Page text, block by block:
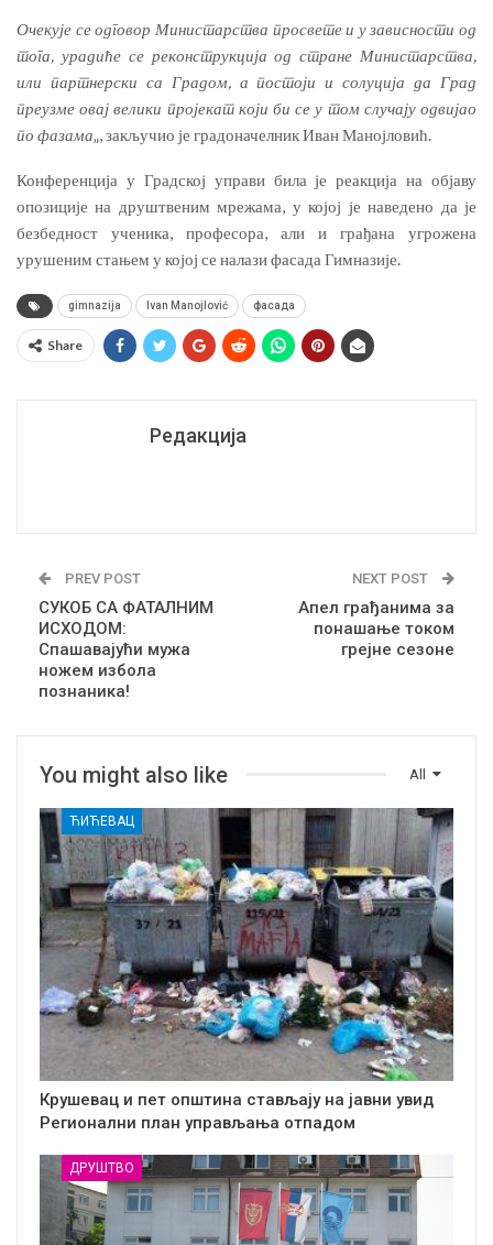
Очекује се одговор Министарства просвете и у зависности од
тога, урадиће се реконструкција од стране Министарства,
или партнерски са Градом, а постоји и солуција да Град
преузме овај велики пројекат који би се у том случају одвијао
по фазама„, закључио је градоначелник Иван Манојловић.
Конференција у Градској управи била је реакција на објаву
опозиције на друштвеним мрежама, у којој је наведено да је
безбедност ученика, професора, али и грађана угрожена
урушеним стањем у којој се налази фасада Гимназије.
gimnazija Ivan Manojlović фасада
Share
Редакција
PREV POST
СУКОБ СА ФАТАЛНИМ
ИСХОДОМ:
Спашавајући мужа
ножем избола
познаника!
NEXT POST
Апел грађанима за
понашање током
грејне сезоне
All
You might also like
ЋИЋЕВАЦ
Крушевац и пет општина стављају на јавни увид
Регионални план управљања отпадом
ДРУШТВО